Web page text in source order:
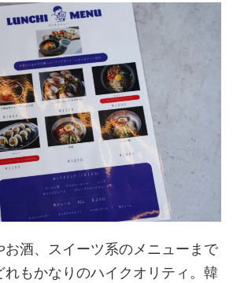
お酒、スイーツ系のメニューまで
れもかなりのハイクオリティ。韓